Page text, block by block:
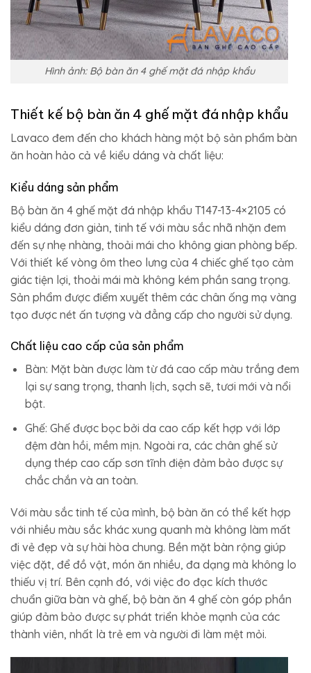
Hình ảnh: Bộ bàn ăn 4 ghế mặt đá nhập khẩu
Thiết kế bộ bàn ăn 4 ghế mặt đá nhập khẩu
Lavaco đem đến cho khách hàng một bộ sản phẩm bàn
ăn hoàn hảo cả về kiểu dáng và chất liệu:
Kiểu dáng sản phẩm
Bộ bàn ăn 4 ghế mặt đá nhập khẩu T147-13-4×2105 có
kiểu dáng đơn giản, tinh tế với màu sắc nhã nhặn đem
đến sự nhẹ nhàng, thoải mái cho không gian phòng bếp.
Với thiết kế vòng ôm theo lưng của 4 chiếc ghế tạo cảm
giác tiện lợi, thoải mái mà không kém phần sang trọng.
Sản phẩm được điểm xuyết thêm các chân ống mạ vàng
tạo được nét ấn tượng và đẳng cấp cho người sử dụng.
Chất liệu cao cấp của sản phẩm
Bàn: Mặt bàn được làm từ đá cao cấp màu trắng đem
lại sự sang trọng, thanh lịch, sạch sẽ, tươi mới và nổi
bật.
Ghế: Ghế được bọc bởi da cao cấp kết hợp với lớp
đệm đàn hồi, mềm mịn. Ngoài ra, các chân ghế sử
dụng thép cao cấp sơn tĩnh điện đảm bảo được sự
chắc chắn và an toàn.
Với màu sắc tinh tế của mình, bộ bàn ăn có thể kết hợp
với nhiều màu sắc khác xung quanh mà không làm mất
đi vẻ đẹp và sự hài hòa chung. Bền mặt bàn rộng giúp
việc đặt, để đồ vật, món ăn nhiều, đa dạng mà không lo
thiếu vị trí. Bên cạnh đó, với việc đo đạc kích thước
chuẩn giữa bàn và ghế, bộ bàn ăn 4 ghế còn góp phần
giúp đảm bảo được sự phát triển khỏe mạnh của các
thành viên, nhất là trẻ em và người đi làm mệt mỏi.